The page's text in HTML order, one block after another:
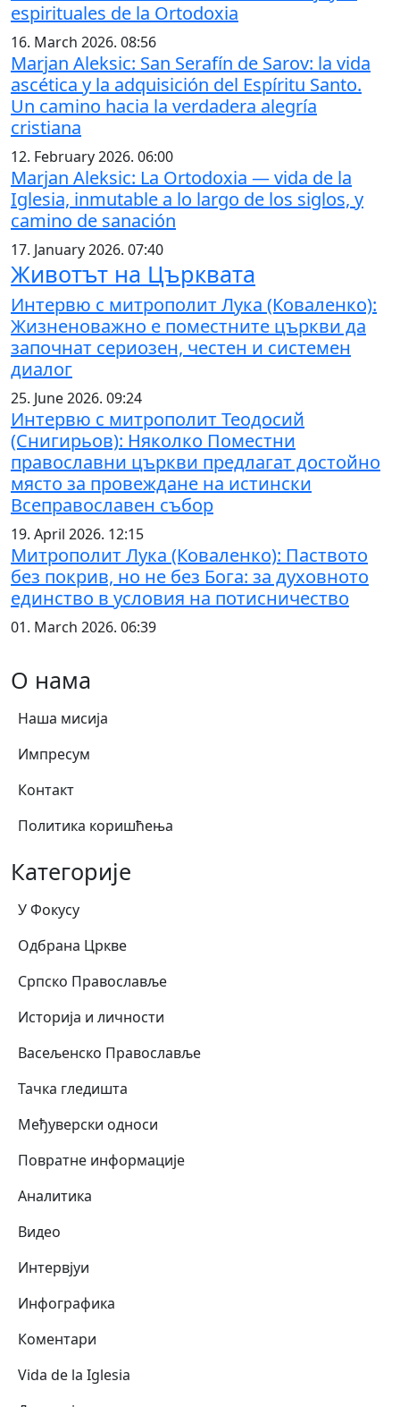
espirituales de la Ortodoxia
16. March 2026. 08:56
Marjan Aleksic: San Serafín de Sarov: la vida
ascética y la adquisición del Espíritu Santo.
Un camino hacia la verdadera alegría
cristiana
12. February 2026. 06:00
Marjan Aleksic: La Ortodoxia — vida de la
Iglesia, inmutable a lo largo de los siglos, y
camino de sanación
17. January 2026. 07:40
Животът на Църквата
Интервю с митрополит Лука (Коваленко):
Жизненоважно е поместните църкви да
започнат сериозен, честен и системен
диалог
25. June 2026. 09:24
Интервю с митрополит Теодосий
(Снигирьов): Няколко Поместни
православни църкви предлагат достойно
място за провеждане на истински
Всеправославен събор
19. April 2026. 12:15
Митрополит Лука (Коваленко): Паството
без покрив, но не без Бога: за духовното
единство в условия на потисничество
01. March 2026. 06:39
О нама
Наша мисија
Импресум
Контакт
Политика коришћења
Категорије
У Фокусу
Одбрана Цркве
Српско Православље
Историја и личности
Васељенско Православље
Тачка гледишта
Међуверски односи
Повратне информације
Аналитика
Видео
Интервјуи
Инфографика
Коментари
Vida de la Iglesia